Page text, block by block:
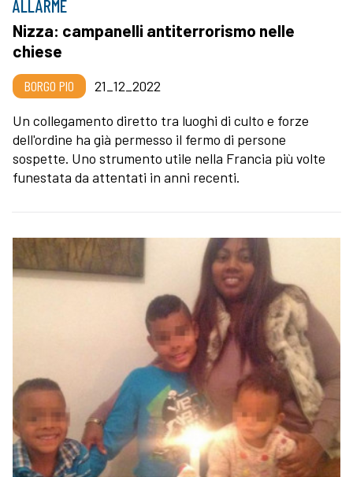
ALLARME
Nizza: campanelli antiterrorismo nelle
chiese
BORGO PIO
21_12_2022
Un collegamento diretto tra luoghi di culto e forze
dell'ordine ha già permesso il fermo di persone
sospette. Uno strumento utile nella Francia più volte
funestata da attentati in anni recenti.